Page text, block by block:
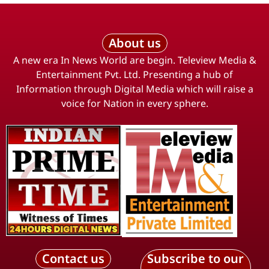
About us
A new era In News World are begin. Teleview Media &
Entertainment Pvt. Ltd. Presenting a hub of
Information through Digital Media which will raise a
voice for Nation in every sphere.
Contact us
Subscribe to our